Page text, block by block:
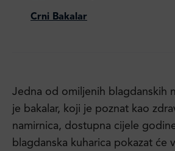
Crni Bakalar
Jedna od omiljenih blagdanskih
je bakalar, koji je poznat kao
namirnica, dostupna cijele
blagdanska kuharica pokazat će